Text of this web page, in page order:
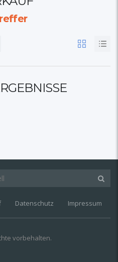
Datenschutz Impressum
vorbehalten.